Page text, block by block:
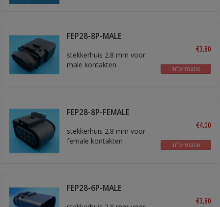
FEP28-8P-MALE
stekkerhuis 2.8 mm voor
male kontakten
€3,80
Informatie
FEP28-8P-FEMALE
stekkerhuis 2.8 mm voor
female kontakten
€4,00
Informatie
FEP28-6P-MALE
€3,80